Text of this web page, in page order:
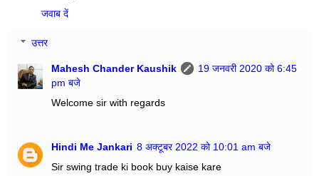
जवाब दें
उत्तर
Mahesh Chander Kaushik
19 जनवरी 2020 को 6:45
pm बजे
Welcome sir with regards
Hindi Me Jankari 8 अक्टूबर 2022 को 10:01 am बजे
Sir swing trade ki book buy kaise kare